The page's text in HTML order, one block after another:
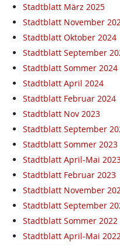
Stadtblatt März 2025
Stadtblatt November
Stadtblatt Oktober 2024
Stadtblatt September
Stadtblatt Sommer 2024
Stadtblatt April 2024
Stadtblatt Februar 2024
Stadtblatt Nov 2023
Stadtblatt September
Stadtblatt Sommer 2023
Stadtblatt April-Mai
Stadtblatt Februar 2023
Stadtblatt November
Stadtblatt September
Stadtblatt Sommer 2022
Stadtblatt April-Mai